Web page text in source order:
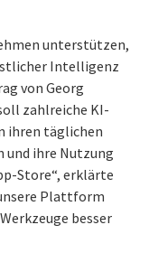
unterstützen,
Intelligenz
von Georg
zahlreiche KI-
ihren täglichen
ihre Nutzung
Store“, erklärte
Plattform
besser